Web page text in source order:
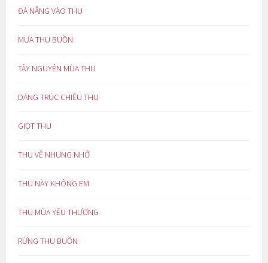
ĐÀ NẴNG VÀO THU
MƯA THU BUỒN
TÂY NGUYÊN MÙA THU
DÁNG TRÚC CHIỀU THU
GIỌT THU
THU VỀ NHUNG NHỚ
THU NÀY KHÔNG EM
THU MÙA YÊU THƯƠNG
RỪNG THU BUỒN